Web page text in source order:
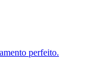
perfeito.